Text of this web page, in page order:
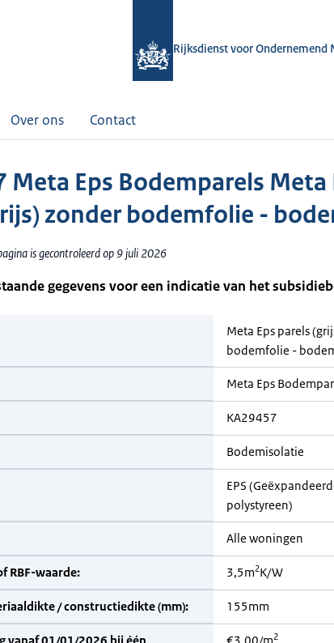
Rijksdienst voor Ondernemend
Over ons Contact
Meta Eps Bodemparels Meta
zonder bodemfolie -
is gecontroleerd op 9 juli 2026
gegevens voor een indicatie van het
Meta Eps parels
bodemfolie -
Meta Eps
KA29457
Bodemisolatie
EPS
polystyreen)
Alle woningen
RBF-waarde: 3,5m2K/W
/ constructiedikte (mm): 155mm
2